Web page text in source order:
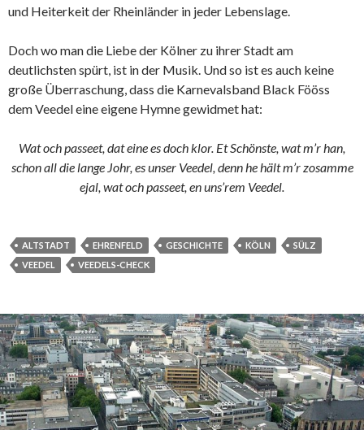
und Heiterkeit der Rheinländer in jeder Lebenslage.
Doch wo man die Liebe der Kölner zu ihrer Stadt am
deutlichsten spürt, ist in der Musik. Und so ist es auch keine
große Überraschung, dass die Karnevalsband Black Fööss
dem Veedel eine eigene Hymne gewidmet hat:
Wat och passeet, dat eine es doch klor. Et Schönste, wat m’r han,
schon all die lange Johr, es unser Veedel, denn he hält m’r zosamme
ejal, wat och passeet, en uns’rem Veedel.
ALTSTADT EHRENFELD GESCHICHTE KÖLN
SÜLZ
VEEDEL
VEEDELS-CHECK